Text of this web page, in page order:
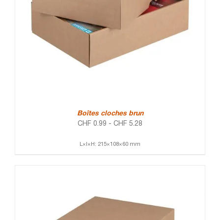
Boîtes cloches brun
CHF 0.99 - CHF 5.28
L×l×H: 215×108×60 mm